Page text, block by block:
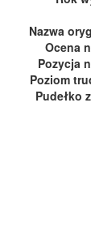
Nazwa
Ocena
Pozycja
Poziom
Pudełko